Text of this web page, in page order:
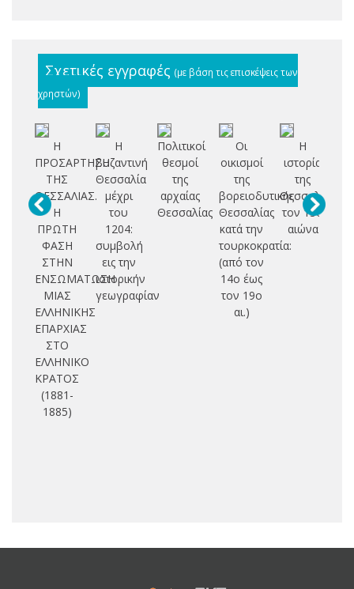
Σχετικές εγγραφές (με βάση τις επισκέψεις των
χρηστών)
Η
ΠΡΟΣΑΡΤΗΣΗ
ΤΗΣ
ΘΕΣΣΑΛΙΑΣ.
Η
ΠΡΩΤΗ
ΦΑΣΗ
ΣΤΗΝ
ΕΝΣΩΜΑΤΩΣΗ
ΜΙΑΣ
ΕΛΛΗΝΙΚΗΣ
ΕΠΑΡΧΙΑΣ
ΣΤΟ
ΕΛΛΗΝΙΚΟ
ΚΡΑΤΟΣ
(1881-
1885)
Η
βυζαντινή
Θεσσαλία
μέχρι
του
1204:
συμβολή
εις την
ιστορικήν
γεωγραφίαν
Πολιτικοί
θεσμοί
της
αρχαίας
Θεσσαλίας
Οι
οικισμοί
της
βορειοδυτικής
Θεσσαλίας
κατά την
τουρκοκρατία:
(από τον
14ο έως
τον 19ο
αι.)
Η
ιστορία
της
Θεσσαλίας
τον 13ο
αιώνα